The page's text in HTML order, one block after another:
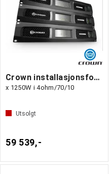
Crown installasjonsforst. m. BluLink, 2
x 1250W i 4ohm/70/10
Utsolgt
59 539,-